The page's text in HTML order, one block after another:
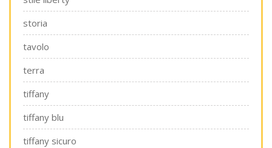
storia
tavolo
terra
tiffany
tiffany blu
tiffany sicuro